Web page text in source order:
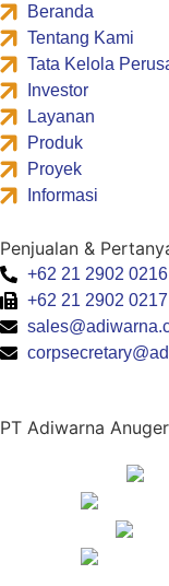
Beranda
Tentang Kami
Tata Kelola
Investor
Layanan
Produk
Proyek
Informasi
Penjualan &
+62 21 2902 0216
+62 21 2902 0217
PT Adiwarna